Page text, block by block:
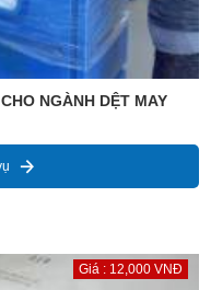
NGÀNH DỆT MAY
Giá : 12,000 VNĐ